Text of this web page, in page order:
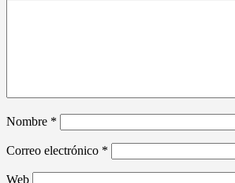
Nombre *
Correo electrónico *
Web